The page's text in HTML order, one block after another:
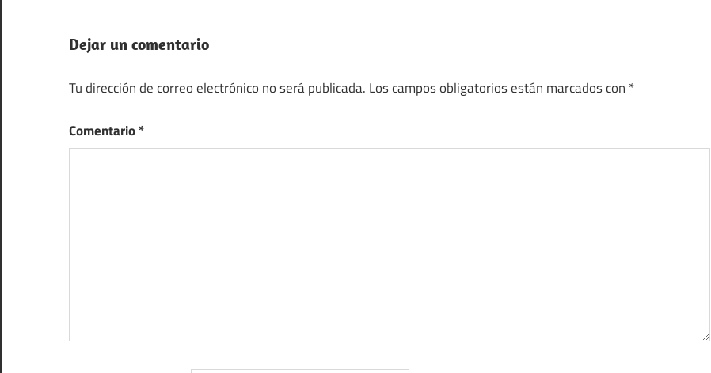
Dejar un comentario
Tu dirección de correo electrónico no será publicada. Los campos obligatorios están marcados con *
Comentario*